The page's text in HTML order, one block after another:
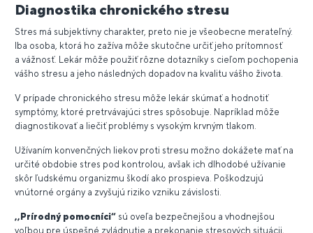
Diagnostika chronického stresu
Stres má subjektívny charakter, preto nie je všeobecne merateľný.
Iba osoba, ktorá ho zažíva môže skutočne určiť jeho prítomnosť
a vážnosť. Lekár môže použiť rôzne dotazníky s cieľom pochopenia
vášho stresu a jeho následných dopadov na kvalitu vášho života.
V prípade chronického stresu môže lekár skúmať a hodnotiť
symptómy, ktoré pretrvávajúci stres spôsobuje. Napríklad môže
diagnostikovať a liečiť problémy s vysokým krvným tlakom.
Užívaním konvenčných liekov proti stresu možno dokážete mať na
určité obdobie stres pod kontrolou, avšak ich dlhodobé užívanie
skôr ľudskému organizmu škodí ako prospieva. Poškodzujú
vnútorné orgány a zvyšujú riziko vzniku závislosti.
,,Prírodný pomocníci“ sú oveľa bezpečnejšou a vhodnejšou
voľbou pre úspešné zvládnutie a prekonanie stresových situácii,